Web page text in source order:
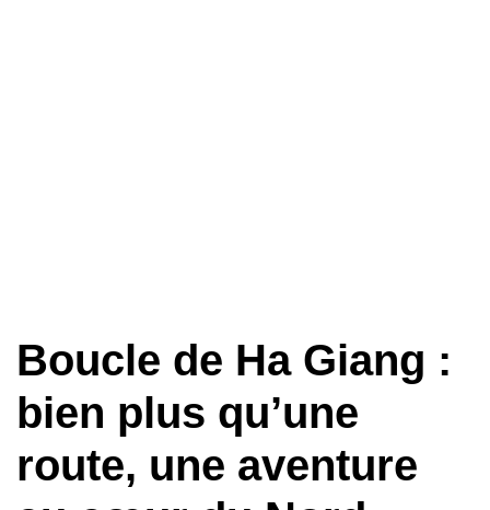
Boucle de Ha Giang :
bien plus qu’une
route, une aventure